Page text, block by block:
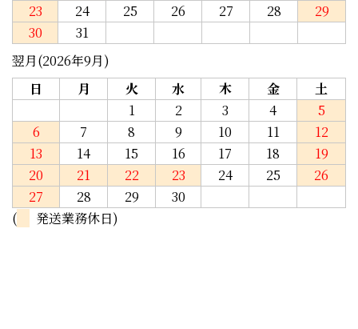
23
24 25 26 27 28
29
30
31
翌月(2026年9月)
日
月 火 水 木 金
土
1
2 3 4
5
6
7 8 9 10 11
12
13
14 15 16 17 18
19
20
21 22 23 24 25
26
27
28 29
30
(
発送業務休日)